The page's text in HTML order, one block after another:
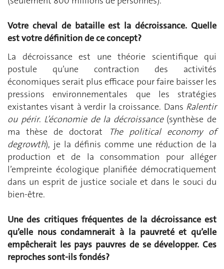
Votre cheval de bataille est la décroissance. Quelle
est votre définition de ce concept?
La décroissance est une théorie scientifique qui
postule qu’une contraction des activités
économiques serait plus efficace pour faire baisser les
pressions environnementales que les stratégies
existantes visant à verdir la croissance. Dans Ralentir
ou périr. L’économie de la décroissance(synthèse de
ma thèse de doctorat
The political economy of
degrowth), je la définis comme une réduction de la
production et de la consommation pour alléger
l’empreinte écologique planifiée démocratiquement
dans un esprit de justice sociale et dans le souci du
bien-être.
Une des critiques fréquentes de la décroissance est
qu’elle nous condamnerait à la pauvreté et qu’elle
empêcherait les pays pauvres de se développer. Ces
reproches sont-ils fondés?